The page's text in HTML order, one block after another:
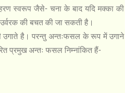
स्वरूप जैसे- चना के बाद यदि मक्का की
की बचत की जा सकती है।
है। परन्तु अन्तःफसल के रूप में उगाने
प्रमुख अन्तः फसल निम्नांकित हैं-